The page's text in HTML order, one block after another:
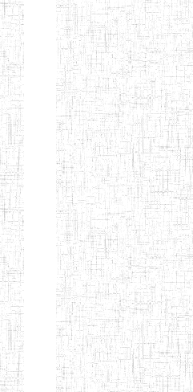
BAPTIST
TEACHERS
TRAINING
COLLEGE
KENCHOLIA
TEACHER'S
TRAINING
COLLEGE
"K.T.T.C NDOP"
ENIEG PRIVEE
BILINGUE
LAIQUE LES
PERFORMANCES
PEDAGOGIQUES